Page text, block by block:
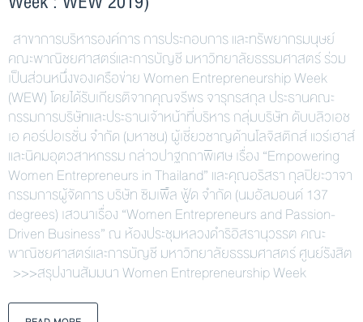
สาขาการบริหารองค์การ การประกอบการ และทรัพยากรมนุษย์
คณะพาณิชยศาสตร์และการบัญชี มหาวิทยาลัยธรรมศาสตร์ ร่วม
เป็นส่วนหนึ่งของเครือข่าย Women Entrepreneurship Week
(WEW) โดยได้รับเกียรติจากคุณจรีพร จารุกรสกุล ประธานคณะ
กรรมการบริษัทและประธานเจ้าหน้าที่บริหาร กลุ่มบริษัท ดับบลิวเอช
เอ คอร์ปอเรชั่น จำกัด (มหาชน) ผู้เชี่ยวชาญด้านโลจิสติกส์ แวร์เฮาส์
และนิคมอุตวสาหกรรม กล่าวปาฐกถาพิเศษ เรื่อง “Empowering
Women Entrepreneurs in Thailand” และคุณอริสรา กุลปิยะวาจา
กรรมการผู้จัดการ บริษัท ซิมเพิ้ล ฟู้ด จำกัด (นมอัลมอนด์ 137
degrees) เสวนาเรื่อง “Women Entrepreneurs and Passion-
Driven Business” ณ ห้องประชุมหลวงดำริอิสรานุวรรต คณะ
พาณิชยศาสตร์และการบัญชี มหาวิทยาลัยธรรมศาสตร์ ศูนย์รังสิต
>>>สรุปงานสัมมนา Women Entrepreneurship Week